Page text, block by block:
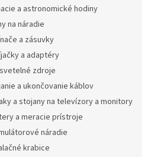
a astronomické hodiny
na náradie
a zásuvky
a adaptéry
svetelné zdroje
a ukončovanie káblov
a stojany na televízory a monitory
a meracie prístroje
náradie
krabice